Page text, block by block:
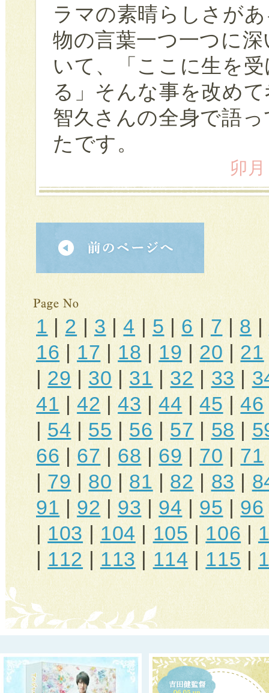
ラマの素晴らしさが
物の言葉一つ一つに
いて、「ここに生を
る」そんな事を改め
智久さんの全身で語
たです。
卯
1 | 2 | 3|4 | 5 | 6 | 7 |8 |
16 | 17 | 18 |19 | 20 | 21
| 29 | 30 | 31 | 32 | 33 |
41 |42|43|44 |45 |46
| 54| 55 | 56|57 | 58 |
66 |67| 68 |69| 70 | 71
| 79| 80 | 81 | 82 |83 |
91 |92| 93 | 94 | 95 | 96
| 103 | 104 | 105 | 106 |
| 112 | 113 |114 | 115 |